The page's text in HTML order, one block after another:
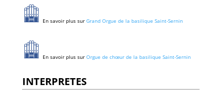
En savoir plus sur Grand Orgue de la basilique Saint-Sernin
En savoir plus sur Orgue de chœur de la basilique Saint-Sernin
INTERPRETES